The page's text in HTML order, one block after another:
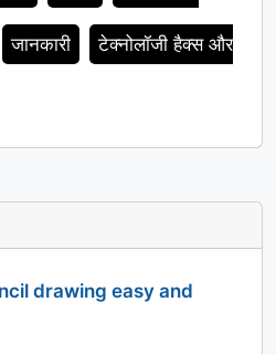
जानकारी टेक्नोलॉजी हैक्स और
drawing easy and